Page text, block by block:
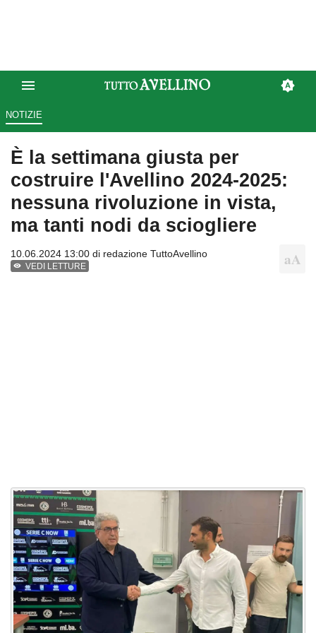
NOTIZIE
È la settimana giusta per
costruire l'Avellino 2024-2025:
nessuna rivoluzione in vista,
ma tanti nodi da sciogliere
10.06.2024 13:00 di redazione TuttoAvellino
VEDI LETTURE